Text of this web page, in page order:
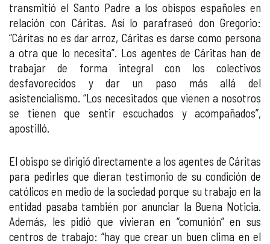
transmitió el Santo Padre a los obispos españoles en
relación con Cáritas. Así lo parafraseó don Gregorio:
“Cáritas no es dar arroz, Cáritas es darse como persona
a otra que lo necesita”. Los agentes de Cáritas han de
trabajar de forma integral con los colectivos
desfavorecidos y dar un paso más allá del
asistencialismo. “Los necesitados que vienen a nosotros
se tienen que sentir escuchados y acompañados”,
apostilló.
El obispo se dirigió directamente a los agentes de Cáritas
para pedirles que dieran testimonio de su condición de
católicos en medio de la sociedad porque su trabajo en la
entidad pasaba también por anunciar la Buena Noticia.
Además, les pidió que vivieran en “comunión” en sus
centros de trabajo: “hay que crear un buen clima en el